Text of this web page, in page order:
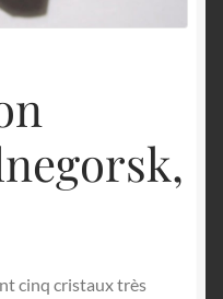
cinq cristaux très